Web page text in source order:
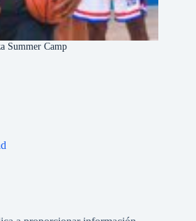
Summer Camp